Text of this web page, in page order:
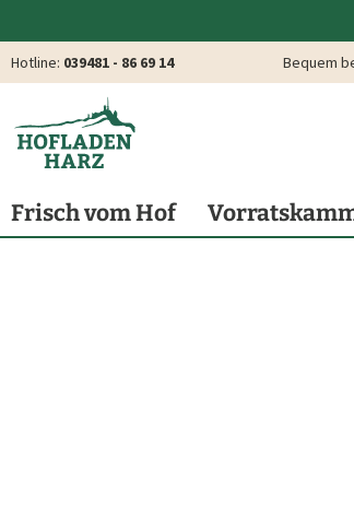
Hotline: 039481 - 86 69 14 Bequem
Frisch vom Hof